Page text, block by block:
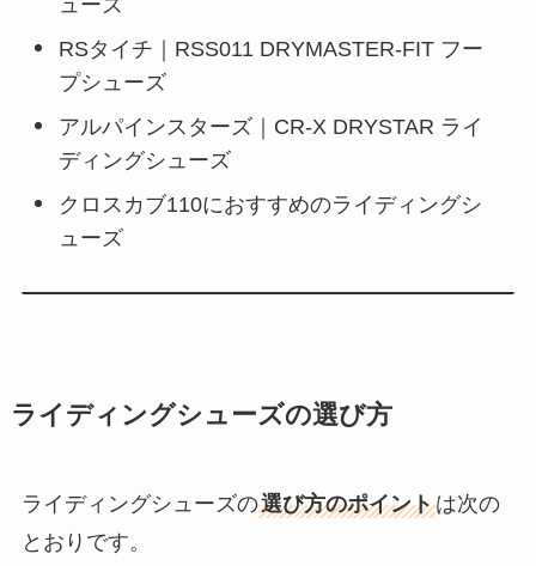
ューズ
RSタイチ｜RSS011 DRYMASTER-FIT フー
プシューズ
アルパインスターズ｜CR-X DRYSTAR ライ
ディングシューズ
クロスカブ110におすすめのライディングシ
ューズ
ライディングシューズの選び方
ライディングシューズの選び方のポイントは次の
とおりです。